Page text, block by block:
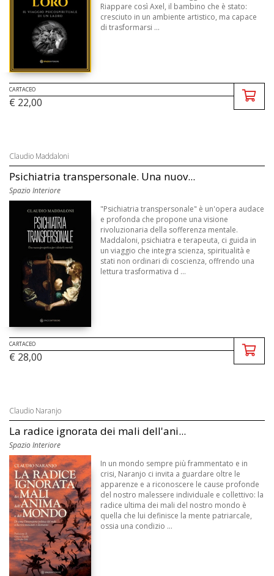
Riappare così Axel, il bambino che è stato:
cresciuto in un ambiente artistico, ma capace
di trasformarsi ...
CARTACEO
€ 22,00
Claudio Maddaloni
Psichiatria transpersonale. Una nuov...
Spazio Interiore
"Psichiatria transpersonale" è un'opera audace
e profonda che propone una visione
rivoluzionaria della sofferenza mentale.
Maddaloni, psichiatra e terapeuta, ci guida in
un viaggio che integra scienza, spiritualità e
stati non ordinari di coscienza, offrendo una
lettura trasformativa d ...
CARTACEO
€ 28,00
Claudio Naranjo
La radice ignorata dei mali dell'ani...
Spazio Interiore
In un mondo sempre più frammentato e in
crisi, Naranjo ci invita a guardare oltre le
apparenze e a riconoscere le cause profonde
del nostro malessere individuale e collettivo: la
radice ultima dei mali del nostro mondo è
quella che lui definisce la mente patriarcale,
ossia una condizio ...